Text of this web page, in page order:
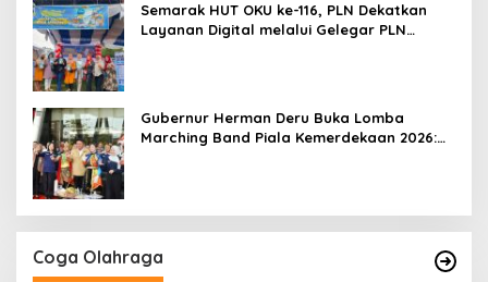
Semarak HUT OKU ke-116, PLN Dekatkan
Layanan Digital melalui Gelegar PLN
Gubernur Herman Deru Buka Lomba
Marching Band Piala Kemerdekaan 2026:
Coga Olahraga